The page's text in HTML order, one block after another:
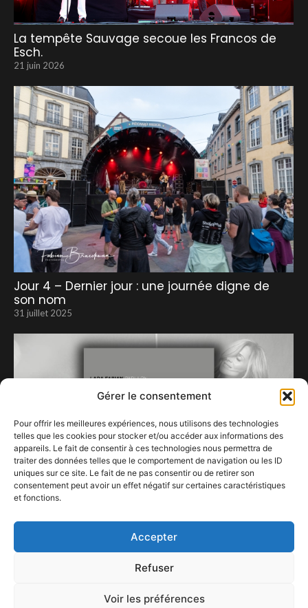
Gérer le consentement
Pour offrir les meilleures expériences, nous utilisons des technologies
telles que les cookies pour stocker et/ou accéder aux informations des
appareils. Le fait de consentir à ces technologies nous permettra de
traiter des données telles que le comportement de navigation ou les ID
uniques sur ce site. Le fait de ne pas consentir ou de retirer son
consentement peut avoir un effet négatif sur certaines caractéristiques
et fonctions.
Accepter
Refuser
Voir les préférences
La tempête Sauvage secoue les Francos de
Esch.
21 juin 2026
Jour 4 – Dernier jour : une journée digne de
son nom
31 juillet 2025
14 octobre 2020